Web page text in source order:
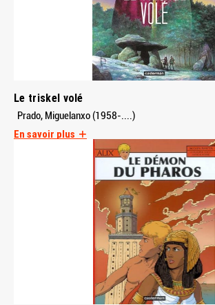
Le triskel volé
Prado, Miguelanxo (1958-....)
En savoir plus